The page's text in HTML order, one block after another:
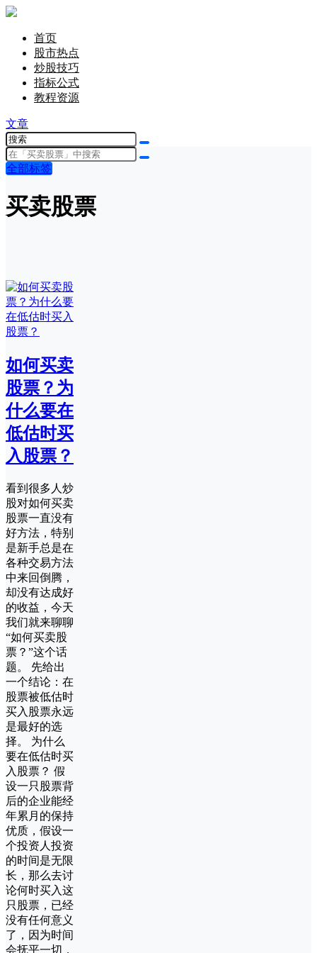
首页
股市热点
炒股技巧
指标公式
教程资源
文章
全部标签
买卖股票
如何买卖
股票？为
什么要在
低估时买
入股票？
看到很多人炒
股对如何买卖
股票一直没有
好方法，特别
是新手总是在
各种交易方法
中来回倒腾，
却没有达成好
的收益，今天
我们就来聊聊
“如何买卖股
票？”这个话
题。 先给出
一个结论：在
股票被低估时
买入股票永远
是最好的选
择。 为什么
要在低估时买
入股票？ 假
设一只股票背
后的企业能经
年累月的保持
优质，假设一
个投资人投资
的时间是无限
长，那么去讨
论何时买入这
只股票，已经
没有任何意义
了，因为时间
会抚平一切，